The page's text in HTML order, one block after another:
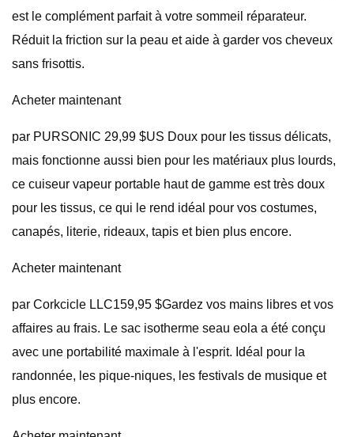
est le complément parfait à votre sommeil réparateur.
Réduit la friction sur la peau et aide à garder vos cheveux
sans frisottis.
Acheter maintenant
par PURSONIC 29,99 $US Doux pour les tissus délicats,
mais fonctionne aussi bien pour les matériaux plus lourds,
ce cuiseur vapeur portable haut de gamme est très doux
pour les tissus, ce qui le rend idéal pour vos costumes,
canapés, literie, rideaux, tapis et bien plus encore.
Acheter maintenant
par Corkcicle LLC159,95 $Gardez vos mains libres et vos
affaires au frais. Le sac isotherme seau eola a été conçu
avec une portabilité maximale à l'esprit. Idéal pour la
randonnée, les pique-niques, les festivals de musique et
plus encore.